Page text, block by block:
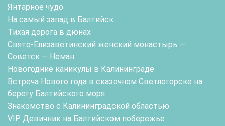
Янтарное чудо
На самый запад в Балтийск
Тихая дорога в дюнах
Свято-Елизаветинский женский монастырь —
Советск — Неман
Новогодние каникулы в Калининграде
Встреча Нового года в сказочном Светлогорске на
берегу Балтийского моря
Знакомство с Калининградской областью
VIP Девичник на Балтийском побережье